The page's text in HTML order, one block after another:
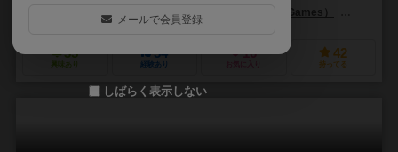
ファンタジー フライト ゲームズ（Fantasy Flight Games）
35
興味あり
54
経験あり
16 42
持ってる
メールで会員登録
しばらく表示しない